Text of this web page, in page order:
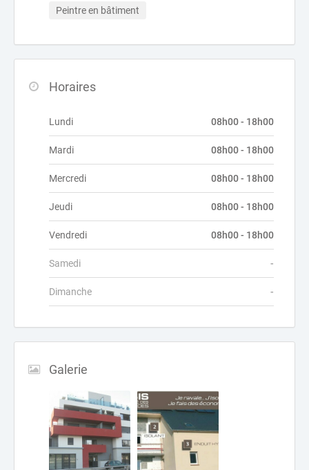
Peintre en bâtiment
Horaires
Lundi 08h00 - 18h00
Mardi 08h00 - 18h00
Mercredi 08h00 - 18h00
Jeudi 08h00 - 18h00
Vendredi 08h00 - 18h00
Samedi -
Dimanche -
Galerie